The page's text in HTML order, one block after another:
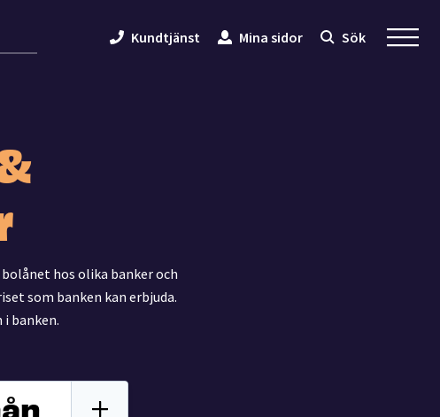
Kundtjänst Mina sidor Sök
hos olika banker och
som banken kan erbjuda.
banken.